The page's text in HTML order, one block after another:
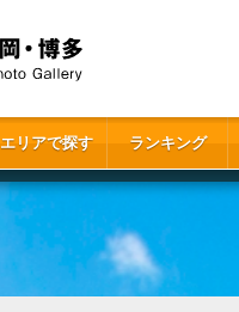
エリアで探す ランキング